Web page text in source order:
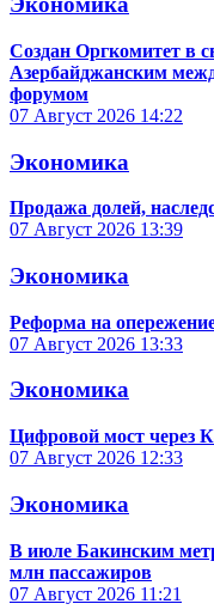
Создан Оргкомитет в
Азербайджанским
форумом
07 Август 2026 14:22
Экономика
Продажа долей,
07 Август 2026 13:39
Экономика
Реформа на
07 Август 2026 13:33
Экономика
Цифровой мост через
07 Август 2026 12:33
Экономика
В июле Бакинским
млн пассажиров
07 Август 2026 11:21